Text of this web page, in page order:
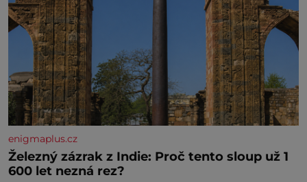
enigmaplus.cz
Železný zázrak z Indie: Proč tento sloup už 1
600 let nezná rez?